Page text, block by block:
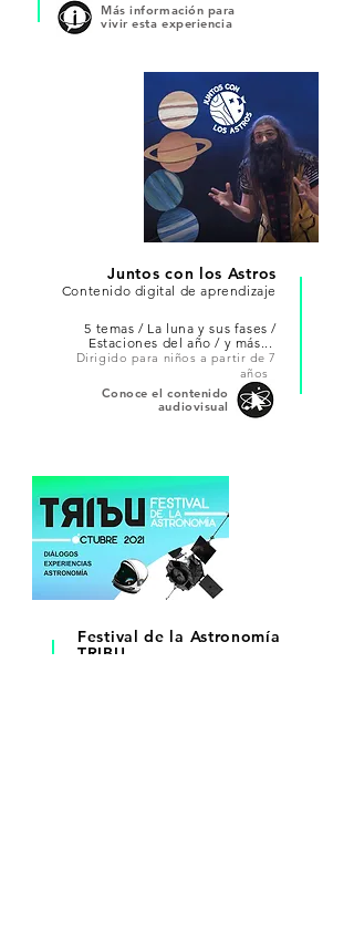
Más información para
vivir esta experiencia
Juntos con los Astros
Contenido digital de aprendizaje
5 temas / La luna y sus fases/
Estaciones del año / y más...
Dirigido para niños a partir de 7
años
Conoce el contenido
audiovisual
Festival de la Astronomía
TRIBU